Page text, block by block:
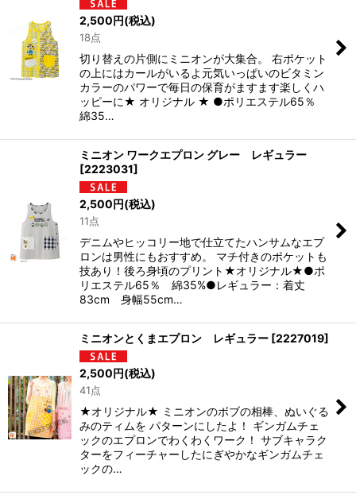
2,500 円(税込)
18点
切り替えの片側にミニオンが大集合。 右ポケット
の上にはカールがいるよ元気いっぱいのビタミン
カラーのパワーで毎日の保育がますます楽しくハ
ッピーに★ オリジナル ★ ●ポリエステル65％
綿35…
ミニオン ワークエプロン グレー レギュラー
[2223031]
2,500円(税込)
11点
デニムやヒッコリー地で仕立てたハンサムなエプ
ロンは男性にもおすすめ。 マチ付きのポケットも
技あり！後ろ身頃のプリント★オリジナル★●ポ
リエステル65％ 綿35%●レギュラー：着丈
83cm 身幅55cm…
ミニオンとくまエプロン レギュラー [2227019]
2,500円(税込)
41点
★オリジナル★ ミニオンのボブの相棒、ぬいぐる
みのティムを パターンにしたよ！ ギンガムチェ
ックのエプロンでわくわくワーク！ サブキャラク
ターをフィーチャーしたにぎやかなギンガムチェ
ックの…